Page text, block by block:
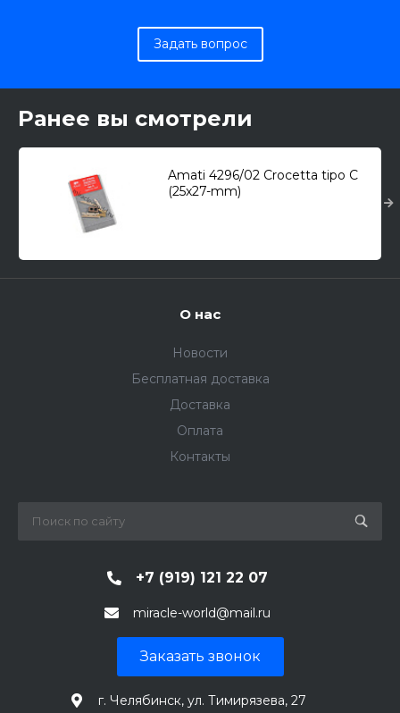
Задать вопрос
Ранее вы смотрели
Amati 4296/02 Crocetta tipo C
(25x27-mm)
О нас
Новости
Бесплатная доставка
Доставка
Оплата
Контакты
+7 (919) 121 22 07
miracle-world@mail.ru
Заказать звонок
г. Челябинск, ул. Тимирязева, 27